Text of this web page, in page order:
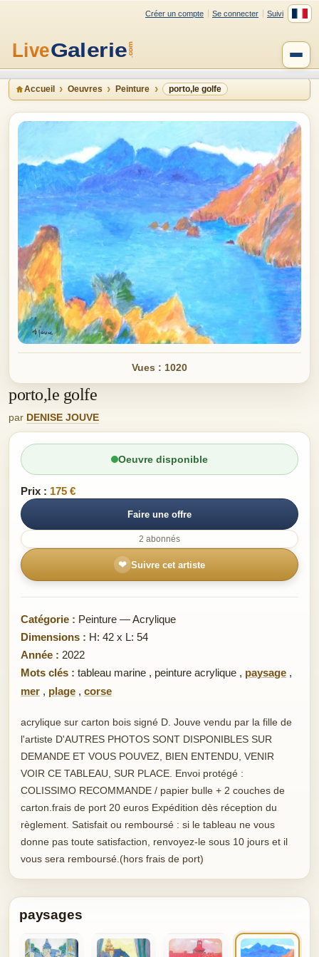
Créer un compte Se connecter Suivi
Accueil Oeuvres Peinture porto,le golfe
Vues : 1020
porto,le golfe
par DENISE JOUVE
Oeuvre disponible
Prix : 175 €
Faire une offre
2 abonnés
❤ Suivre cet artiste
Catégorie : Peinture — Acrylique
Dimensions : H: 42 x L: 54
Année : 2022
Mots clés : tableau marine , peinture acrylique , paysage ,
mer , plage , corse
acrylique sur carton bois signé D. Jouve vendu par la fille de
l'artiste D'AUTRES PHOTOS SONT DISPONIBLES SUR
DEMANDE ET VOUS POUVEZ, BIEN ENTENDU, VENIR
VOIR CE TABLEAU, SUR PLACE. Envoi protégé :
COLISSIMO RECOMMANDE / papier bulle + 2 couches de
carton.frais de port 20 euros Expédition dès réception du
règlement. Satisfait ou remboursé : si le tableau ne vous
donne pas toute satisfaction, renvoyez-le sous 10 jours et il
vous sera remboursé.(hors frais de port)
paysages